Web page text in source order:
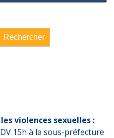
Rechercher
violences sexuelles :
15h à la sous-préfecture